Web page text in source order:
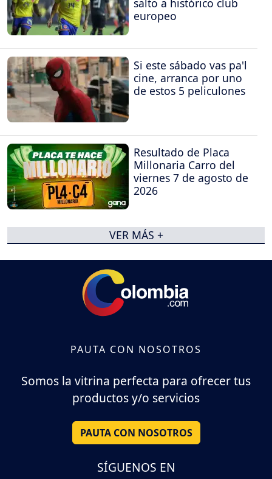
salto a histórico club
europeo
Si este sábado vas pa'l
cine, arranca por uno
de estos 5 peliculones
Resultado de Placa
Millonaria Carro del
viernes 7 de agosto de
2026
VER MÁS +
PAUTA CON NOSOTROS
Somos la vitrina perfecta para ofrecer tus
productos y/o servicios
PAUTA CON NOSOTROS
SÍGUENOS EN